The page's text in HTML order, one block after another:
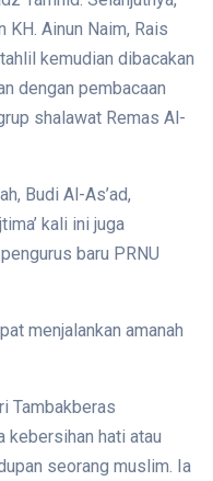
KH. Ainun Naim, Rais
kemudian dibacakan
dengan pembacaan
shalawat Remas Al-
Budi Al-As’ad,
kali ini juga
baru PRNU
menjalankan amanah
Tambakberas
kebersihan hati atau
seorang muslim. Ia